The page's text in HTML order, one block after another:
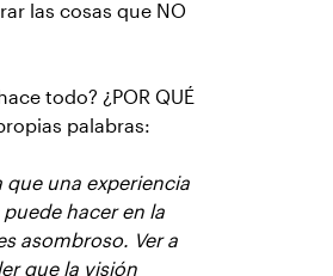
las cosas que NO
todo? ¿POR QUÉ
palabras:
que una experiencia
hacer en la
asombroso. Ver a
que la visión